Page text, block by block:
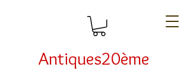
Antiques20ème